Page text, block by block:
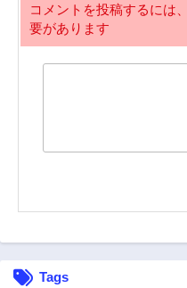
コメントを投稿するには、
要があります
Tags